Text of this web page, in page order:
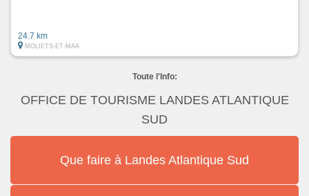
24.7 km
MOLIETS-ET-MAA
Toute l'Info:
OFFICE DE TOURISME LANDES ATLANTIQUE
SUD
Que faire à Landes Atlantique Sud